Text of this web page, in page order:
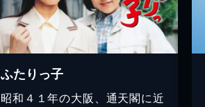
ふたりっ子
昭和４１年の大阪、通天閣に近